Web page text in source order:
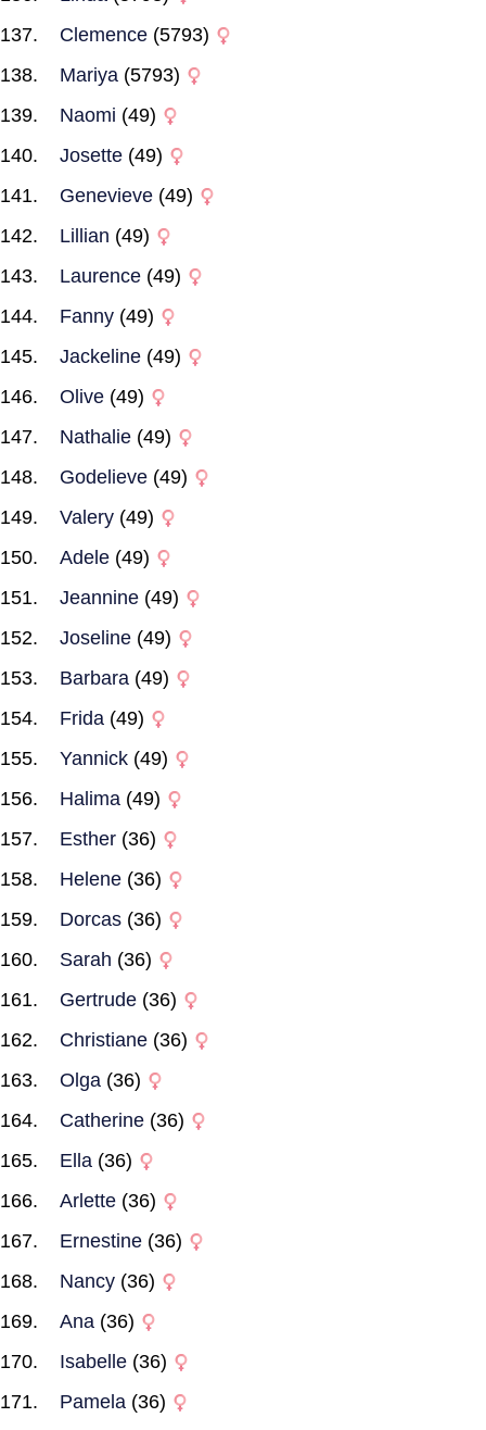
Clemence (5793)
Mariya (5793)
Naomi (49)
Josette (49)
Genevieve (49)
Lillian (49)
Laurence (49)
Fanny (49)
Jackeline (49)
Olive (49)
Nathalie (49)
Godelieve (49)
Valery (49)
Adele (49)
Jeannine (49)
Joseline (49)
Barbara (49)
Frida (49)
Yannick (49)
Halima (49)
Esther (36)
Helene (36)
Dorcas (36)
Sarah (36)
Gertrude (36)
Christiane (36)
Olga (36)
Catherine (36)
Ella (36)
Arlette (36)
Ernestine (36)
Nancy (36)
Ana (36)
Isabelle (36)
Pamela (36)